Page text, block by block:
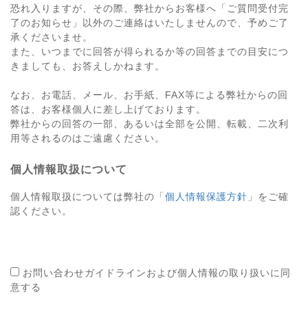
恐れ入りますが、その際、弊社からお客様へ「ご質問受付完
了のお知らせ」以外のご連絡はいたしませんので、予めご了
承くださいませ。
また、いつまでに回答が得られるか等の回答までの目安につ
きましても、お答えしかねます。
なお、お電話、メール、お手紙、FAX等による弊社からの回
答は、お客様個人に差し上げております。
弊社からの回答の一部、あるいは全部を公開、転載、二次利
用等されるのはご遠慮ください。
個人情報取扱について
個人情報取扱については弊社の「個人情報保護方針 」をご確
認ください。
お問い合わせガイドラインおよび個人情報の取り扱いに同
意する